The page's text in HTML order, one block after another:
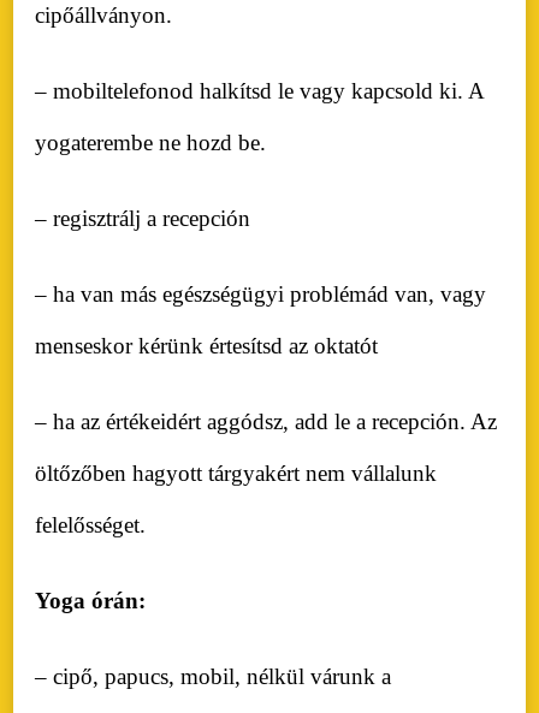
cipőállványon.
– mobiltelefonod halkítsd le vagy kapcsold ki. A
yogaterembe ne hozd be.
– regisztrálj a recepción
– ha van más egészségügyi problémád van, vagy
menseskor kérünk értesítsd az oktatót
– ha az értékeidért aggódsz, add le a recepción. Az
öltőzőben hagyott tárgyakért nem vállalunk
felelősséget.
Yoga órán:
– cipő, papucs, mobil, nélkül várunk a